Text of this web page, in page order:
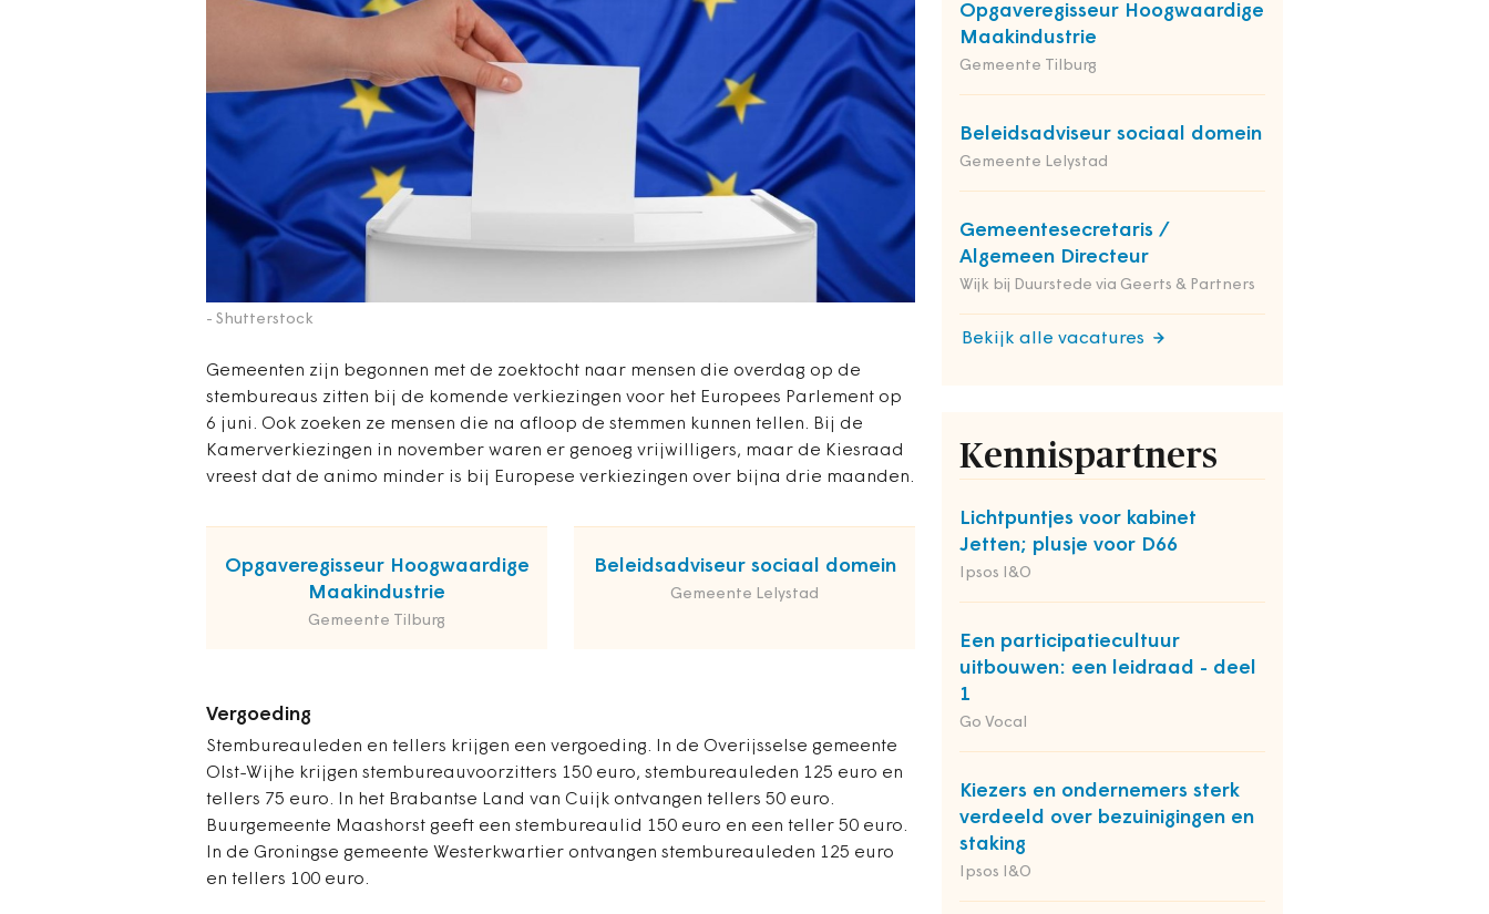
- Shutterstock
Gemeenten zijn begonnen met de zoektocht naar mensen die overdag op de
stembureaus zitten bij de komende verkiezingen voor het Europees Parlement op
6 juni. Ook zoeken ze mensen die na afloop de stemmen kunnen tellen. Bij de
Kamerverkiezingen in november waren er genoeg vrijwilligers, maar de Kiesraad
vreest dat de animo minder is bij Europese verkiezingen over bijna drie maanden.
Opgaveregisseur Hoogwaardige
Maakindustrie
Gemeente Tilburg
Beleidsadviseur sociaal domein
Gemeente Lelystad
Vergoeding
Stembureauleden en tellers krijgen een vergoeding. In de Overijsselse gemeente
Olst-Wijhe krijgen stembureauvoorzitters 150 euro, stembureauleden 125 euro en
tellers 75 euro. In het Brabantse Land van Cuijk ontvangen tellers 50 euro.
Buurgemeente Maashorst geeft een stembureaulid 150 euro en een teller 50 euro.
In de Groningse gemeente Westerkwartier ontvangen stembureauleden 125 euro
en tellers 100 euro.
Opgaveregisseur Hoogwaardige
Maakindustrie
Gemeente Tilburg
Beleidsadviseur sociaal domein
Gemeente Lelystad
Gemeentesecretaris /
Algemeen Directeur
Wijk bij Duurstede via Geerts & Partners
Bekijk alle vacatures
Kennispartners
Lichtpuntjes voor kabinet
Jetten; plusje voor D66
Ipsos I&O
Een participatiecultuur
uitbouwen: een leidraad - deel
1
Go Vocal
Kiezers en ondernemers sterk
verdeeld over bezuinigingen en
staking
Ipsos I&O